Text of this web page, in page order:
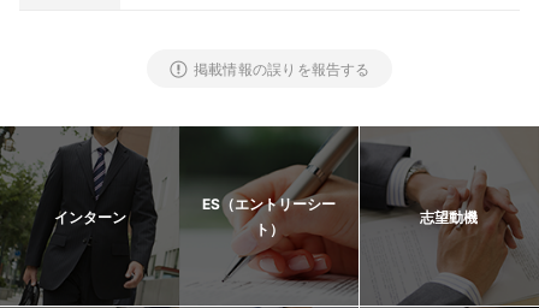
掲載情報の誤りを報告する
インターン
ES（エントリーシー
ト）
志望動機